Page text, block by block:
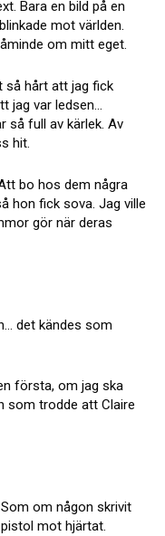
Bara en bild på en
mot världen.
om mitt eget.
så hårt att jag fick
jag var ledsen…
så full av kärlek. Av
hit.
bo hos dem några
hon fick sova. Jag ville
gör när deras
det kändes som
första, om jag ska
som trodde att Claire
om någon skrivit
mot hjärtat.